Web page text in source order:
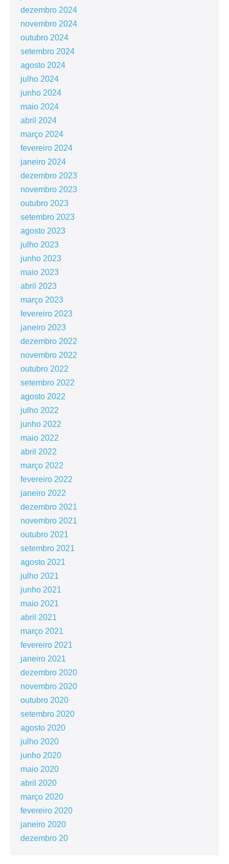
dezembro 2024
novembro 2024
outubro 2024
setembro 2024
agosto 2024
julho 2024
junho 2024
maio 2024
abril 2024
março 2024
fevereiro 2024
janeiro 2024
dezembro 2023
novembro 2023
outubro 2023
setembro 2023
agosto 2023
julho 2023
junho 2023
maio 2023
abril 2023
março 2023
fevereiro 2023
janeiro 2023
dezembro 2022
novembro 2022
outubro 2022
setembro 2022
agosto 2022
julho 2022
junho 2022
maio 2022
abril 2022
março 2022
fevereiro 2022
janeiro 2022
dezembro 2021
novembro 2021
outubro 2021
setembro 2021
agosto 2021
julho 2021
junho 2021
maio 2021
abril 2021
março 2021
fevereiro 2021
janeiro 2021
dezembro 2020
novembro 2020
outubro 2020
setembro 2020
agosto 2020
julho 2020
junho 2020
maio 2020
abril 2020
março 2020
fevereiro 2020
janeiro 2020
dezembro 20